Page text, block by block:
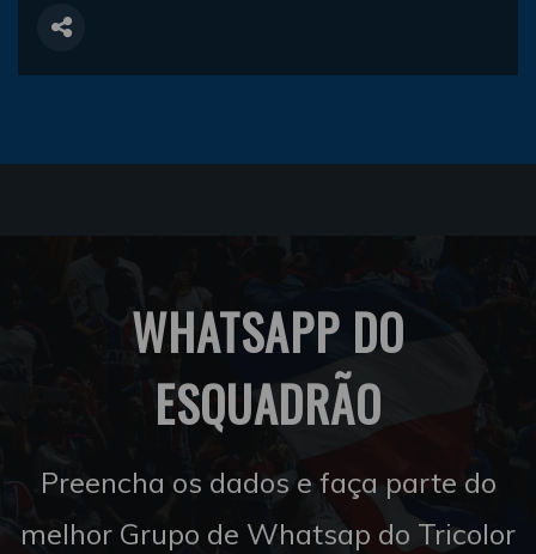
WHATSAPP DO
ESQUADRÃO
Preencha os dados e faça parte do
melhor Grupo de Whatsap do Tricolor